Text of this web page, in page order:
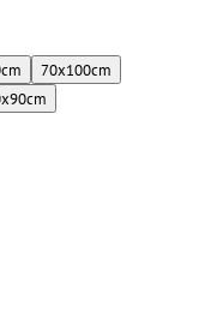
70x100cm